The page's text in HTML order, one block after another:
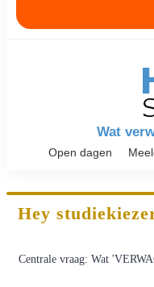
Wat
Open dagen
Hey
Centrale vraag: Wat